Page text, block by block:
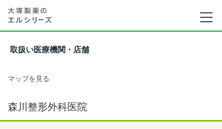
取扱い医療機関・店舗
マップを見る
森川整形外科医院